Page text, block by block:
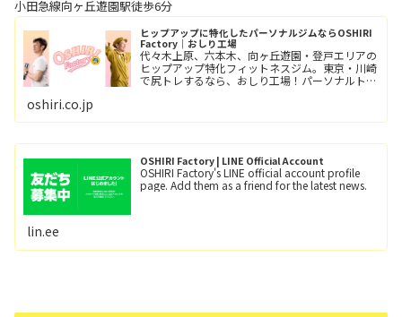
小田急線向ヶ丘遊園駅徒歩6分
ヒップアップに特化したパーソナルジムならOSHIRI
Factory｜おしり工場
代々木上原、六本木、向ヶ丘遊園・登戸エリアの
ヒップアップ特化フィットネスジム。東京・川崎
で尻トレするなら、おしり工場！パーソナルトレ
駅/徒歩12分。
oshiri.co.jp
OSHIRI Factory | LINE Official Account
OSHIRI Factory's LINE official account profile
page. Add them as a friend for the latest news.
lin.ee